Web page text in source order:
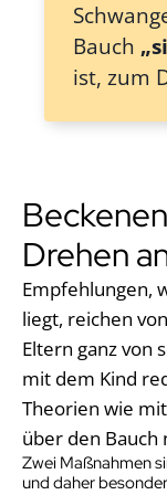
Bauch
ist, zum
Drehen
Empfehlungen,
liegt, reichen
Eltern ganz von
mit dem Kind
Theorien wie
über den Bauch
Zwei Maßnahmen
und daher